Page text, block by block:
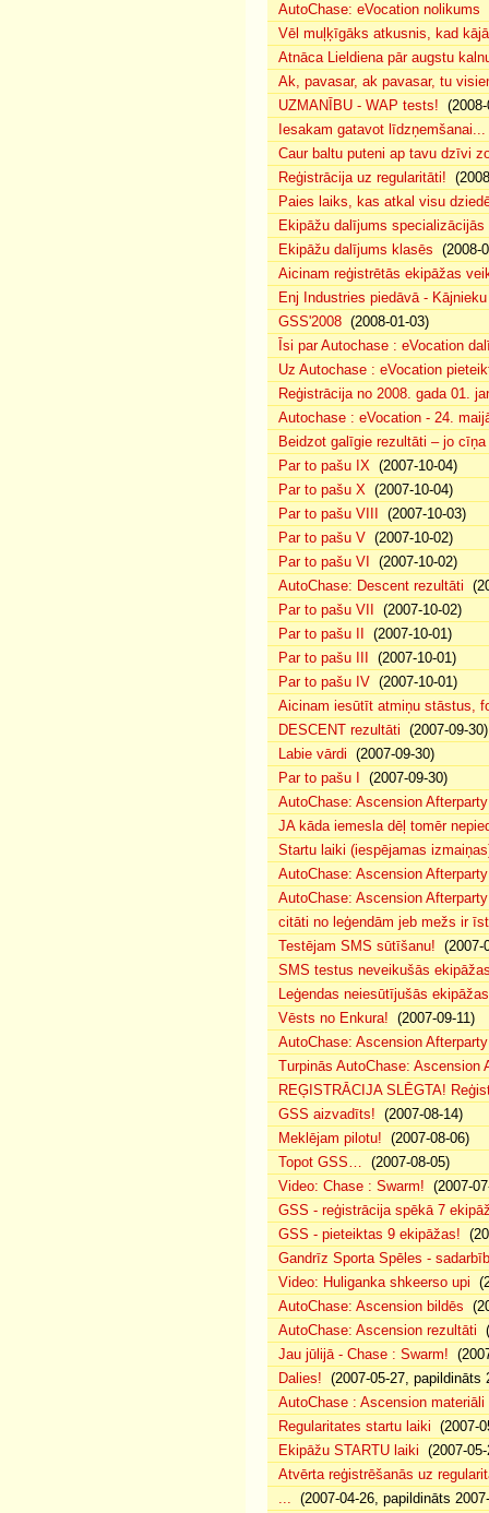
AutoChase: eVocation nolikums
Vēl muļķīgāks atkusnis, kad
Atnāca Lieldiena pār augstu
Ak, pavasar, ak pavasar, tu
UZMANĪBU - WAP tests!
Iesakam gatavot līdzņemšanai...
Caur baltu puteni ap tavu dzīvi
Reģistrācija uz regularitāti!
Paies laiks, kas atkal visu
Ekipāžu dalījums specializācijās
Ekipāžu dalījums klasēs (2008-
Aicinam reģistrētās ekipāžas
Enj Industries piedāvā -
GSS'2008 (2008-01-03)
Īsi par Autochase : eVocation
Uz Autochase : eVocation
Reģistrācija no 2008. gada 01.
Autochase : eVocation - 24.
Beidzot galīgie rezultāti – jo
Par to pašu IX (2007-10-04)
Par to pašu X (2007-10-04)
Par to pašu VIII
(2007-10-03)
Par to pašu V (2007-10-02)
Par to pašu VI
(2007-10-02)
AutoChase: Descent rezultāti
Par to pašu VII
(2007-10-02)
Par to pašu II
(2007-10-01)
Par to pašu III
(2007-10-01)
Par to pašu IV (2007-10-01)
Aicinam iesūtīt atmiņu stāstus,
DESCENT rezultāti (2007-09-30)
Labie vārdi (2007-09-30)
Par to pašu I
(2007-09-30)
AutoChase: Ascension
JA kāda iemesla dēļ tomēr
Startu laiki (iespējamas
AutoChase: Ascension
AutoChase: Ascension
citāti no leģendām jeb mežs ir
Testējam SMS sūtīšanu! (2007-
SMS testus neveikušās
Leģendas neiesūtījušās ekipāžas
Vēsts no Enkura! (2007-09-11)
AutoChase: Ascension
Turpinās AutoChase: Ascension
REĢISTRĀCIJA SLĒGTA!
GSS aizvadīts! (2007-08-14)
Meklējam pilotu! (2007-08-06)
Topot GSS… (2007-08-05)
Video: Chase : Swarm! (2007-
GSS - reģistrācija spēkā 7
GSS - pieteiktas 9 ekipāžas!
Gandrīz Sporta Spēles -
Video: Huliganka shkeerso upi
AutoChase: Ascension bildēs
AutoChase: Ascension rezultāti
Jau jūlijā - Chase : Swarm!
Dalies! (2007-05-27, papildināts
AutoChase : Ascension materiāli
Regularitates startu laiki (2007-
Ekipāžu STARTU laiki (2007-
Atvērta reģistrēšanās uz
... (2007-04-26, papildināts